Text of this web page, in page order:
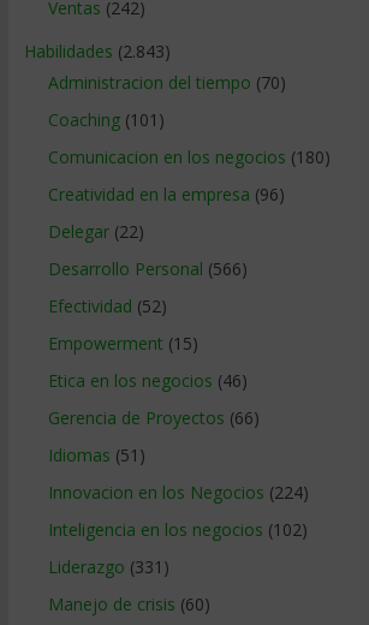
Ventas (242)
Habilidades (2.843)
Administracion del tiempo (70)
Coaching(101)
Comunicacion en los negocios (180)
Creatividad en la empresa (96)
Delegar(22)
Desarrollo Personal (566)
Efectividad (52)
Empowerment (15)
Etica en los negocios (46)
Gerencia de Proyectos (66)
Idiomas (51)
Innovacion en los Negocios (224)
Inteligencia en los negocios (102)
Liderazgo (331)
Manejo de crisis (60)